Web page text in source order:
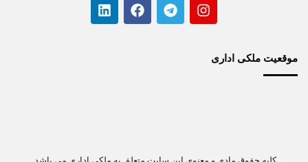
موقعیت ملکی اداری